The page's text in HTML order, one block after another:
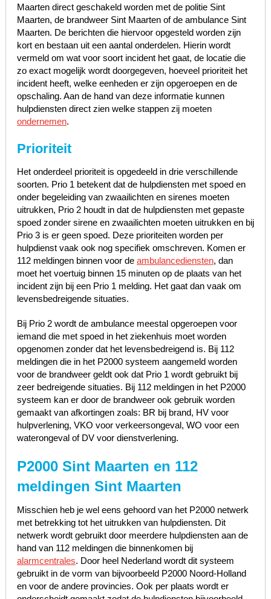
Maarten direct geschakeld worden met de politie Sint
Maarten, de brandweer Sint Maarten of de ambulance Sint
Maarten. De berichten die hiervoor opgesteld worden zijn
kort en bestaan uit een aantal onderdelen. Hierin wordt
vermeld om wat voor soort incident het gaat, de locatie die
zo exact mogelijk wordt doorgegeven, hoeveel prioriteit het
incident heeft, welke eenheden er zijn opgeroepen en de
opschaling. Aan de hand van deze informatie kunnen
hulpdiensten direct zien welke stappen zij moeten
ondernemen.
Prioriteit
Het onderdeel prioriteit is opgedeeld in drie verschillende
soorten. Prio 1 betekent dat de hulpdiensten met spoed en
onder begeleiding van zwaailichten en sirenes moeten
uitrukken, Prio 2 houdt in dat de hulpdiensten met gepaste
spoed zonder sirene en zwaailichten moeten uitrukken en bij
Prio 3 is er geen spoed. Deze prioriteiten worden per
hulpdienst vaak ook nog specifiek omschreven. Komen er
112 meldingen binnen voor de ambulancediensten, dan
moet het voertuig binnen 15 minuten op de plaats van het
incident zijn bij een Prio 1 melding. Het gaat dan vaak om
levensbedreigende situaties.
Bij Prio 2 wordt de ambulance meestal opgeroepen voor
iemand die met spoed in het ziekenhuis moet worden
opgenomen zonder dat het levensbedreigend is. Bij 112
meldingen die in het P2000 systeem aangemeld worden
voor de brandweer geldt ook dat Prio 1 wordt gebruikt bij
zeer bedreigende situaties. Bij 112 meldingen in het P2000
systeem kan er door de brandweer ook gebruik worden
gemaakt van afkortingen zoals: BR bij brand, HV voor
hulpverlening, VKO voor verkeersongeval, WO voor een
waterongeval of DV voor dienstverlening.
P2000 Sint Maarten en 112
meldingen Sint Maarten
Misschien heb je wel eens gehoord van het P2000 netwerk
met betrekking tot het uitrukken van hulpdiensten. Dit
netwerk wordt gebruikt door meerdere hulpdiensten aan de
hand van 112 meldingen die binnenkomen bij
alarmcentrales. Door heel Nederland wordt dit systeem
gebruikt in de vorm van bijvoorbeeld P2000 Noord-Holland
en voor de andere provincies. Ook per plaats wordt er